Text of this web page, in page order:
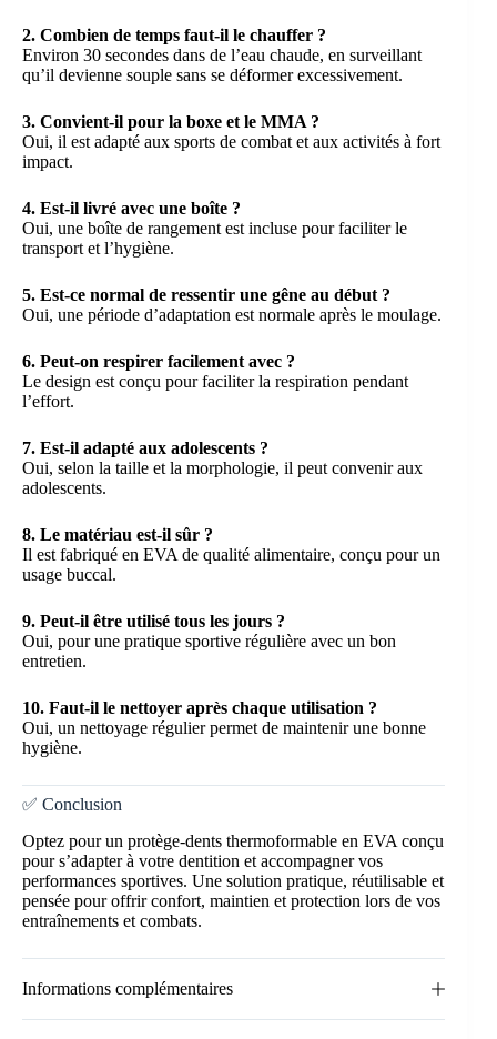
2. Combien de temps faut-il le chauffer ?
Environ 30 secondes dans de l’eau chaude, en surveillant
qu’il devienne souple sans se déformer excessivement.
3. Convient-il pour la boxe et le MMA ?
Oui, il est adapté aux sports de combat et aux activités à fort
impact.
4. Est-il livré avec une boîte ?
Oui, une boîte de rangement est incluse pour faciliter le
transport et l’hygiène.
5. Est-ce normal de ressentir une gêne au début ?
Oui, une période d’adaptation est normale après le moulage.
6. Peut-on respirer facilement avec ?
Le design est conçu pour faciliter la respiration pendant
l’effort.
7. Est-il adapté aux adolescents ?
Oui, selon la taille et la morphologie, il peut convenir aux
adolescents.
8. Le matériau est-il sûr ?
Il est fabriqué en EVA de qualité alimentaire, conçu pour un
usage buccal.
9. Peut-il être utilisé tous les jours ?
Oui, pour une pratique sportive régulière avec un bon
entretien.
10. Faut-il le nettoyer après chaque utilisation ?
Oui, un nettoyage régulier permet de maintenir une bonne
hygiène.
✅ Conclusion
Optez pour un protège-dents thermoformable en EVA conçu
pour s’adapter à votre dentition et accompagner vos
performances sportives. Une solution pratique, réutilisable et
pensée pour offrir confort, maintien et protection lors de vos
entraînements et combats.
Informations complémentaires